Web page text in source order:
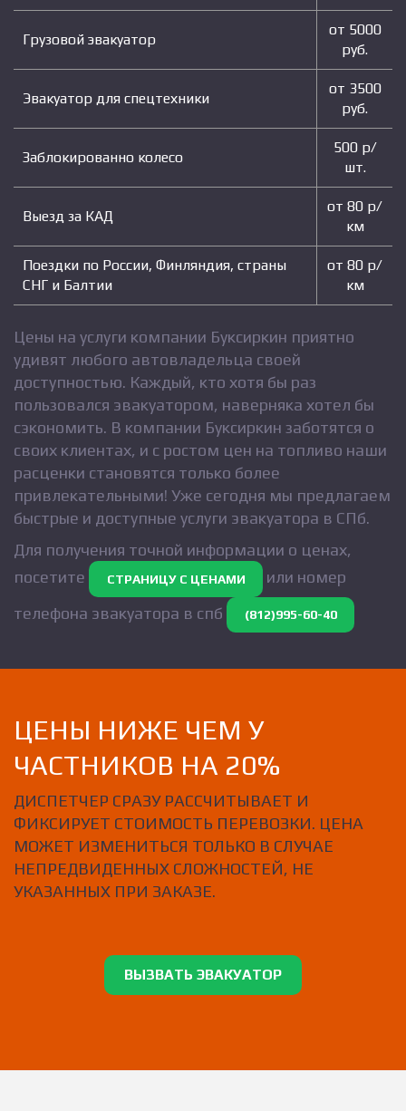
Грузовой эвакуатор
от 5000
руб.
Эвакуатор для спецтехники
от 3500
руб.
Заблокированно колесо
500 р/
шт.
Выезд за КАД
от 80 р/
км
Поездки по России, Финляндия, страны
СНГ и Балтии
от 80 р/
км
Цены на услуги компании Буксиркин приятно
удивят любого автовладельца своей
доступностью. Каждый, кто хотя бы раз
пользовался эвакуатором, наверняка хотел бы
сэкономить. В компании Буксиркин заботятся о
своих клиентах, и с ростом цен на топливо наши
расценки становятся только более
привлекательными! Уже сегодня мы предлагаем
быстрые и доступные услуги эвакуатора в СПб.
Для получения точной информации о ценах,
посетите
СТРАНИЦУ С ЦЕНАМИ
или номер
телефона эвакуатора в спб
(812)995-60-40
ЦЕНЫ НИЖЕ ЧЕМ У
ЧАСТНИКОВ НА 20%
ДИСПЕТЧЕР СРАЗУ РАССЧИТЫВАЕТ И
ФИКСИРУЕТ СТОИМОСТЬ ПЕРЕВОЗКИ. ЦЕНА
МОЖЕТ ИЗМЕНИТЬСЯ ТОЛЬКО В СЛУЧАЕ
НЕПРЕДВИДЕННЫХ СЛОЖНОСТЕЙ, НЕ
УКАЗАННЫХ ПРИ ЗАКАЗЕ.
ВЫЗВАТЬ ЭВАКУАТОР